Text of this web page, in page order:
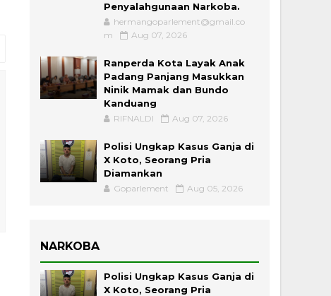
Penyalahgunaan Narkoba.
hermangoparlement@gmail.co
m
Aug 07, 2026
Ranperda Kota Layak Anak
Padang Panjang Masukkan
Ninik Mamak dan Bundo
Kanduang
RIFNALDI Aug 07, 2026
Polisi Ungkap Kasus Ganja di
X Koto, Seorang Pria
Diamankan
Goparlement Aug 05, 2026
NARKOBA
Polisi Ungkap Kasus Ganja di
X Koto, Seorang Pria